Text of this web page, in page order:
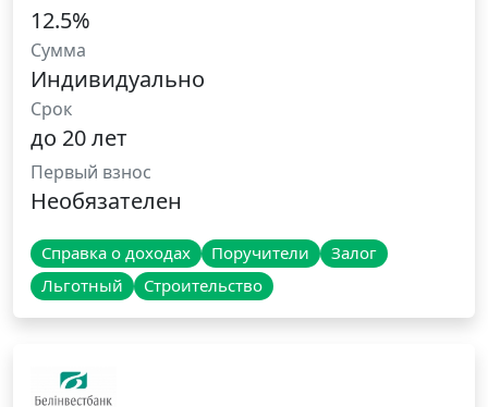
12.5%
Сумма
Индивидуально
Срок
до 20 лет
Первый взнос
Необязателен
Справка о доходах Поручители
Залог
Льготный
Строительство